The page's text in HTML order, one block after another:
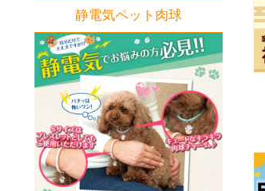
静電気ペット肉球